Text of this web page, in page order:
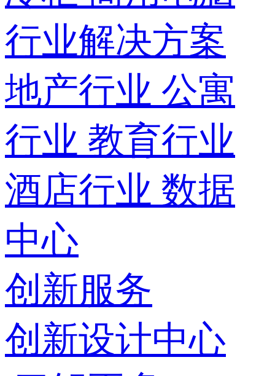
行业解决方案
地产行业 公寓
行业 教育行业
酒店行业 数据
中心
创新服务
创新设计中心